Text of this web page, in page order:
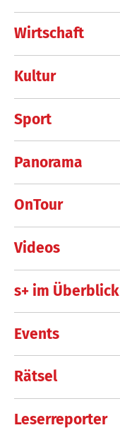
Wirtschaft
Kultur
Sport
Panorama
OnTour
Videos
s+ im Überblick
Events
Rätsel
Leserreporter